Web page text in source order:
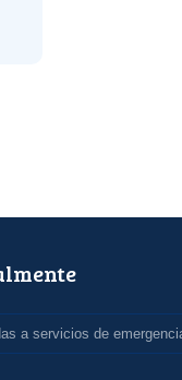
a servicios de